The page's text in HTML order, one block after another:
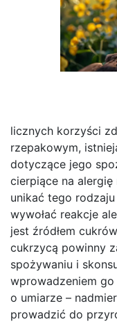
licznych korzyści
rzepakowym,
dotyczące jego
cierpiące na alergię
unikać tego
wywołać reakcje
jest źródłem
cukrzycą powinny
spożywaniu i
wprowadzeniem
o umiarze –
prowadzić do